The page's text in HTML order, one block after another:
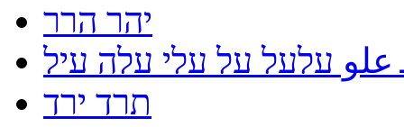
יהר הרר
עלעל על עלי עלה עיל
תרד ירד